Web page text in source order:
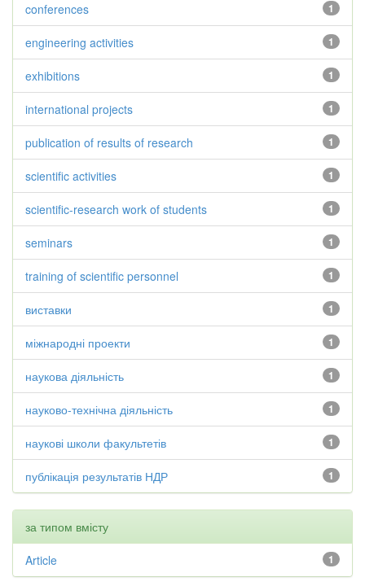
1
conferences
1
engineering activities
1
exhibitions
1
international projects
1
publication of results of research
1
scientific activities
1
scientific-research work of students
1
seminars
1
training of scientific personnel
1
виставки
1
міжнародні проекти
1
наукова діяльність
1
науково-технічна діяльність
1
наукові школи факультетів
1
публікація результатів НДР
за типом вмісту
1
Article